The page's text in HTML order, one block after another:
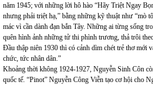
năm 1945; với những lời hô hào “Hãy Triệt Ngay
nhưng phải triệt hạ,” bằng những kỹ thuật như “mò
mác vì cần dành đạn bắn Tây. Những ai từng sống
quên hình ảnh những tử thi phình trương, thả trôi
Đầu thập niên 1930 thì có cảnh dìm chét trẻ thơ mới
chức, tức nhân dân.”
Khoảng thời không 1924-1927, Nguyễn Sinh Côn
quốc tế. “Pinot” Nguyễn Công Viễn tạo cơ hội cho